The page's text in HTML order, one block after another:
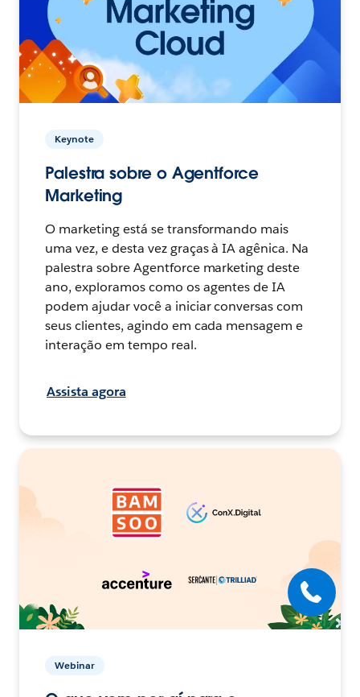
Keynote
Palestra sobre o Agentforce
Marketing
O marketing está se transformando mais
uma vez, e desta vez graças à IA agênica. Na
palestra sobre Agentforce marketing deste
ano, exploramos como os agentes de IA
podem ajudar você a iniciar conversas com
seus clientes, agindo em cada mensagem e
interação em tempo real.
Assista agora
Webinar